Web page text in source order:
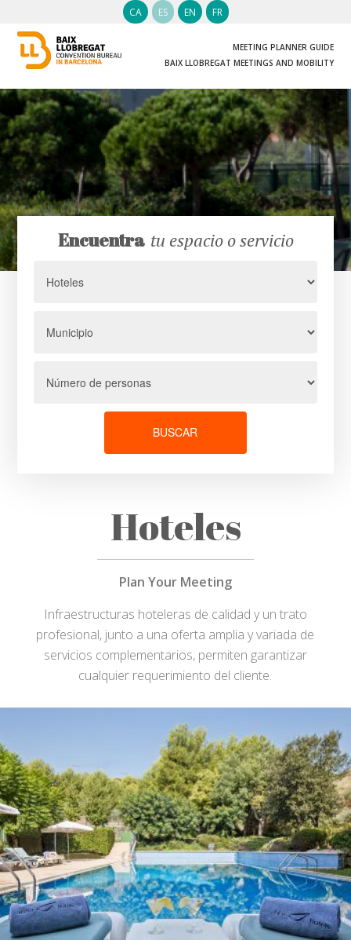
MEETING PLANNER GUIDE
BAIX LLOBREGAT MEETINGS AND MOBILITY
CA ES EN FR
Encuentra tu espacio o servicio
BUSCAR
Hoteles
Plan Your Meeting
Infraestructuras hoteleras de calidad y un trato
profesional, junto a una oferta amplia y variada de
servicios complementarios, permiten garantizar
cualquier requerimiento del cliente.